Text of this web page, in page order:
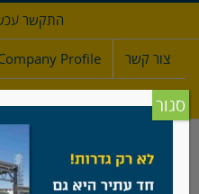
התקשר עכשיו
צור קשר Profile
סגור